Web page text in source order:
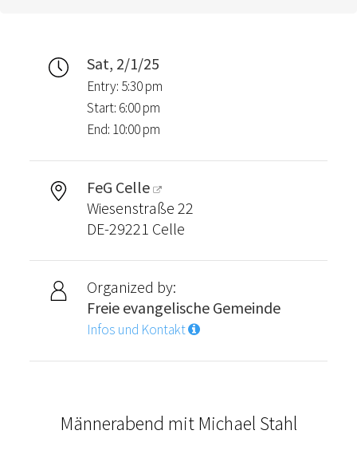
Sat, 2/1/25
Entry: 5:30 pm
Start: 6:00 pm
End: 10:00 pm
FeG Celle
Wiesenstraße 22
DE-29221 Celle
Organized by:
Freie evangelische Gemeinde
Infos und Kontakt
Männerabend mit Michael Stahl